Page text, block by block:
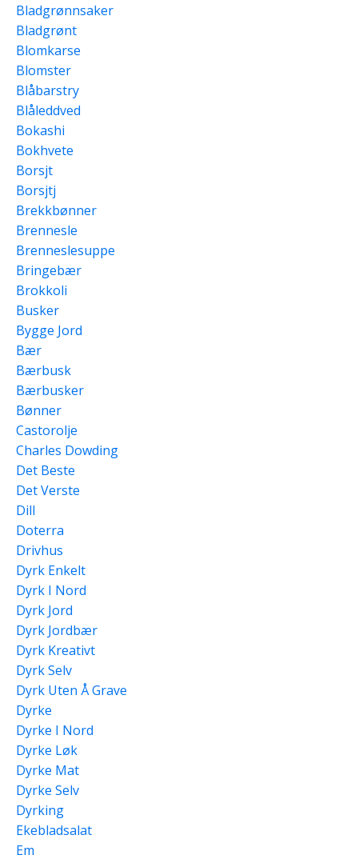
Bladgrønnsaker
Bladgrønt
Blomkarse
Blomster
Blåbarstry
Blåleddved
Bokashi
Bokhvete
Borsjt
Borsjtj
Brekkbønner
Brennesle
Brenneslesuppe
Bringebær
Brokkoli
Busker
Bygge Jord
Bær
Bærbusk
Bærbusker
Bønner
Castorolje
Charles Dowding
Det Beste
Det Verste
Dill
Doterra
Drivhus
Dyrk Enkelt
Dyrk I Nord
Dyrk Jord
Dyrk Jordbær
Dyrk Kreativt
Dyrk Selv
Dyrk Uten Å Grave
Dyrke
Dyrke I Nord
Dyrke Løk
Dyrke Mat
Dyrke Selv
Dyrking
Ekebladsalat
Em